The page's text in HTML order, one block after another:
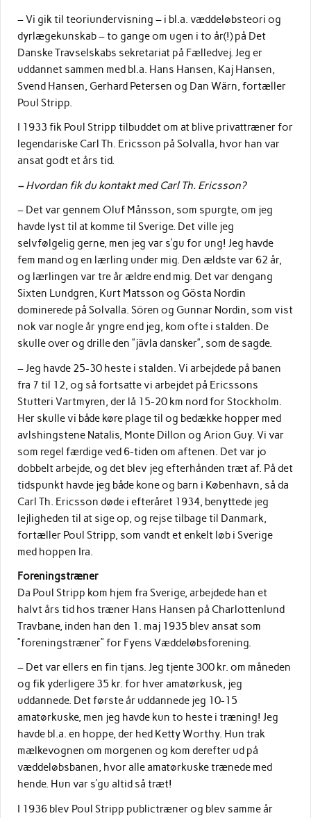
– Vi gik til teoriundervisning – i bl.a. væddeløbsteori og
dyrlægekunskab – to gange om ugen i to år(!) på Det
Danske Travselskabs sekretariat på Fælledvej. Jeg er
uddannet sammen med bl.a. Hans Hansen, Kaj Hansen,
Svend Hansen, Gerhard Petersen og Dan Wärn, fortæller
Poul Stripp.
I 1933 fik Poul Stripp tilbuddet om at blive privattræner for
legendariske Carl Th. Ericsson på Solvalla, hvor han var
ansat godt et års tid.
– Hvordan fik du kontakt med Carl Th. Ericsson?
– Det var gennem Oluf Månsson, som spurgte, om jeg
havde lyst til at komme til Sverige. Det ville jeg
selvfølgelig gerne, men jeg var s’gu for ung! Jeg havde
fem mand og en lærling under mig. Den ældste var 62 år,
og lærlingen var tre år ældre end mig. Det var dengang
Sixten Lundgren, Kurt Matsson og Gösta Nordin
dominerede på Solvalla. Sören og Gunnar Nordin, som vist
nok var nogle år yngre end jeg, kom ofte i stalden. De
skulle over og drille den ”jävla dansker”, som de sagde.
– Jeg havde 25-30 heste i stalden. Vi arbejdede på banen
fra 7 til 12, og så fortsatte vi arbejdet på Ericssons
Stutteri Vartmyren, der lå 15-20 km nord for Stockholm.
Her skulle vi både køre plage til og bedække hopper med
avlshingstene Natalis, Monte Dillon og Arion Guy. Vi var
som regel færdige ved 6-tiden om aftenen. Det var jo
dobbelt arbejde, og det blev jeg efterhånden træt af. På det
tidspunkt havde jeg både kone og barn i København, så da
Carl Th. Ericsson døde i efteråret 1934, benyttede jeg
lejligheden til at sige op, og rejse tilbage til Danmark,
fortæller Poul Stripp, som vandt et enkelt løb i Sverige
med hoppen Ira.
Foreningstræner
Da Poul Stripp kom hjem fra Sverige, arbejdede han et
halvt års tid hos træner Hans Hansen på Charlottenlund
Travbane, inden han den 1. maj 1935 blev ansat som
”foreningstræner” for Fyens Væddeløbsforening.
– Det var ellers en fin tjans. Jeg tjente 300 kr. om måneden
og fik yderligere 35 kr. for hver amatørkusk, jeg
uddannede. Det første år uddannede jeg 10-15
amatørkuske, men jeg havde kun to heste i træning! Jeg
havde bl.a. en hoppe, der hed Ketty Worthy. Hun trak
mælkevognen om morgenen og kom derefter ud på
væddeløbsbanen, hvor alle amatørkuske trænede med
hende. Hun var s’gu altid så træt!
I 1936 blev Poul Stripp publictræner og blev samme år